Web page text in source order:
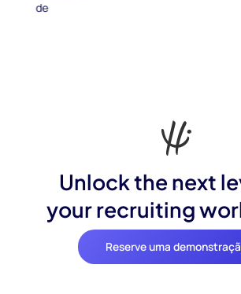
Unlock the next
your recruiting
Reserve uma